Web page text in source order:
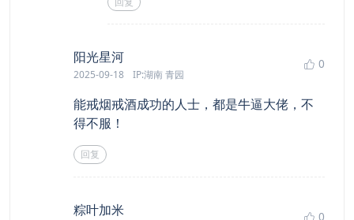
0
阳光星河says:
2025-09-18 IP:湖南 青园
能戒烟戒酒成功的人士，都是牛逼大佬，不
得不服！
回复
0
粽叶加米says: